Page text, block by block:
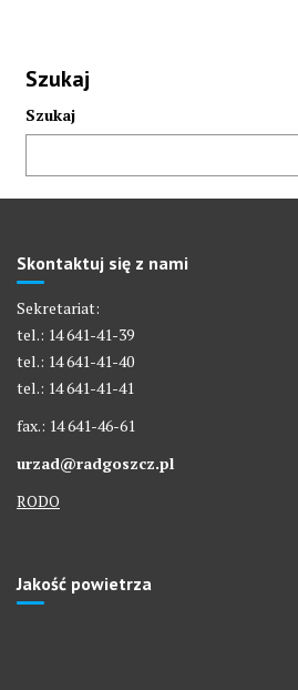
Szukaj
Szukaj
Skontaktuj się z nami
Sekretariat:
tel.: 14 641-41-39
tel.: 14 641-41-40
tel.: 14 641-41-41
fax.: 14 641-46-61
urzad@radgoszcz.pl
RODO
Jakość powietrza